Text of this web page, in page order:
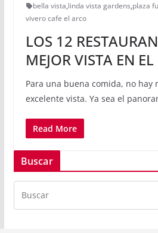
bella vista,linda vista gardens,plaza
vivero cafe el arco
LOS 12
MEJOR VISTA EN
Para una buena comida, no hay
excelente vista. Ya sea el
Read More
Buscar